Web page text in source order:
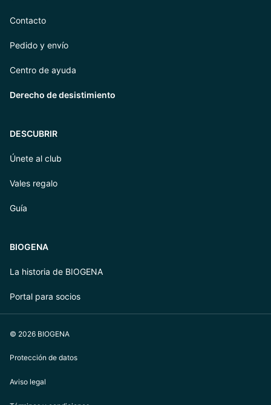
Contacto
Pedido y envío
Centro de ayuda
Derecho de desistimiento
DESCUBRIR
Únete al club
Vales regalo
Guía
BIOGENA
La historia de BIOGENA
Portal para socios
© 2026 BIOGENA
Protección de datos
Aviso legal